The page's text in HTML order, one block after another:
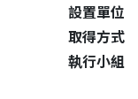
設置單位
取得方式
執行小組